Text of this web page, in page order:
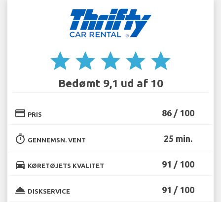
star star star star star
Bedømt 9,1 ud af 10
credit_card PRIS 86 / 100
timer GENNEMSN. VENT 25 min.
directions_car KØRETØJETS KVALITET 91 / 100
room_service DISKSERVICE 91 / 100